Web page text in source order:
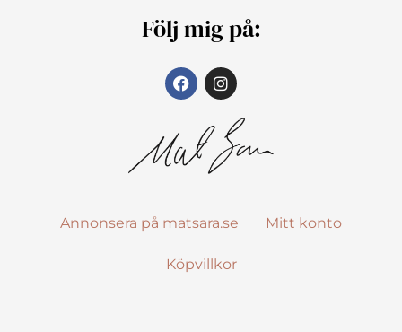
Följ mig på:
Annonsera på matsara.se Mitt konto
Köpvillkor